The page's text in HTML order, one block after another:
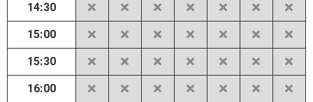
14:30
15:00
15:30
16:00